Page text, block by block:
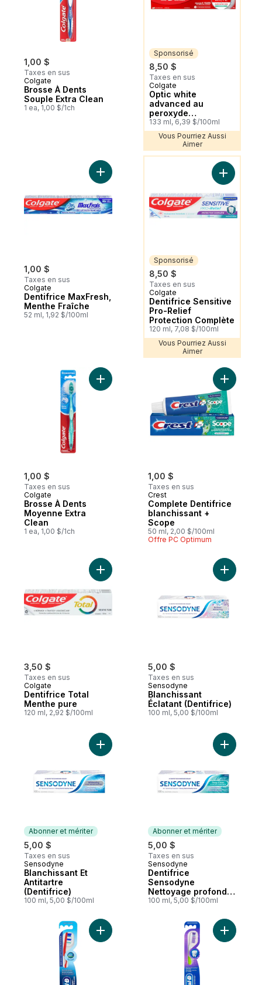
1,00 $
Taxes en sus
Colgate
Brosse À Dents
Souple Extra Clean
1 ea, 1,00 $/1ch
Sponsorisé
8,50 $
Taxes en sus
Sponsorisé
Colgate
Optic white
advanced au
peroxyde
d'hydrogène
133 ml, 6,39 $/100ml
Vous Pourriez Aussi
Aimer
1,00 $
Taxes en sus
Colgate
Dentifrice MaxFresh,
Menthe Fraîche
52 ml, 1,92 $/100ml
Ajouter Dentifrice MaxFresh, Menthe
Vous Pourriez Aussi Aimer
Sponsorisé
8,50 $
Taxes en sus
Sponsorisé
Colgate
Dentifrice Sensitive
Pro-Relief
Protection Complète
120 ml, 7,08 $/100ml
Ajouter
Vous Pourriez Aussi
Aimer
1,00 $
Taxes en sus
Colgate
Brosse À Dents
Moyenne Extra
Clean
1 ea, 1,00 $/1ch
Ajouter Brosse À Dents Moyenne Extra
1,00 $
Taxes en sus
Crest
Complete Dentifrice
blanchissant +
Scope
50 ml, 2,00 $/100ml
Offre PC Optimum
Ajouter
3,50 $
Taxes en sus
Colgate
Dentifrice Total
Menthe pure
120 ml, 2,92 $/100ml
Ajouter Dentifrice Total Menthe pure au
5,00 $
Taxes en sus
Sensodyne
Blanchissant
Éclatant (Dentifrice)
100 ml, 5,00 $/100ml
Ajouter
Abonner et mériter
5,00 $
Taxes en sus
Abonner et mériter
Sensodyne
Blanchissant Et
Antitartre
(Dentifrice)
100 ml, 5,00 $/100ml
Ajouter Blanchissant Et Antitartre
Abonner et mériter
5,00 $
Taxes en sus
Abonner et mériter
Sensodyne
Dentifrice
Sensodyne
Nettoyage profond
pour dents sensibles
100 ml, 5,00 $/100ml
Ajouter
Ajouter Cavity Defense Brosse a dents -
Ajouter